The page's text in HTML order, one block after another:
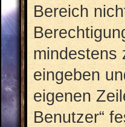
Bereich
mindestens
eingeben
eigenen
Benutzer“